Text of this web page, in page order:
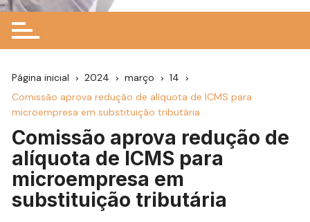
Página inicial 2024 março
14
Comissão aprova redução de alíquota de ICMS para
microempresa em substituição tributária
Comissão aprova redução de
alíquota de ICMS para
microempresa em
substituição tributária